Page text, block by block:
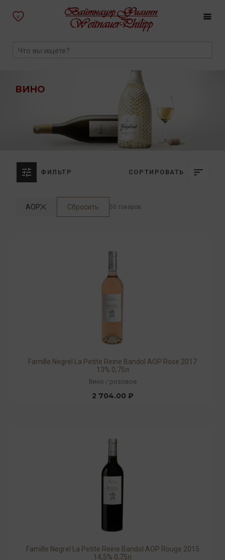
0
ВИНО
ФИЛЬТР СОРТИРОВАТЬ
AOP Сбросить 50 товаров
Famille Negrel La Petite Reine Bandol AOP Rose 2017
13% 0,75л
Вино / розовое
2 704.00 ₽
Famille Negrel La Petite Reine Bandol AOP Rouge 2015
14,5% 0,75л